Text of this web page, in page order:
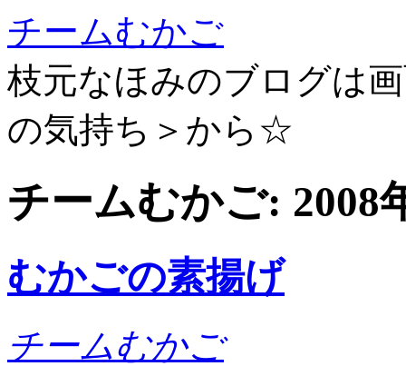
チームむかご
枝元なほみのブログは
の気持ち＞から☆
チームむかご: 2008
むかごの素揚げ
チームむかご